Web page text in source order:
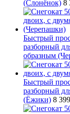
(Слонёнок) 8
Быстрый
разборный
образным
Быстрый
разборный
(Ёжики) 8